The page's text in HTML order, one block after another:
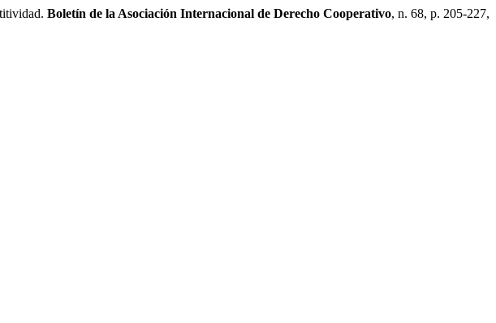
Boletín de la Asociación Internacional de Derecho Cooperativo, n. 68, p. 205-227,